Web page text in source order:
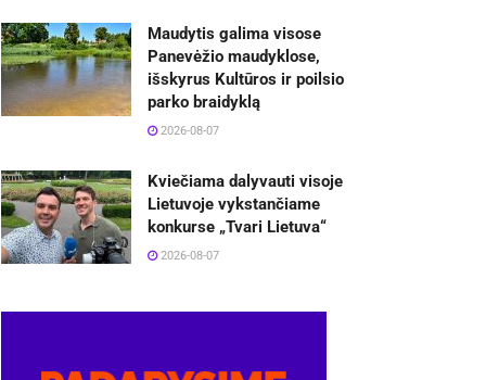
Maudytis galima visose
Panevėžio maudyklose,
išskyrus Kultūros ir poilsio
parko braidyklą
2026-08-07
Kviečiama dalyvauti visoje
Lietuvoje vykstančiame
konkurse „Tvari Lietuva“
2026-08-07